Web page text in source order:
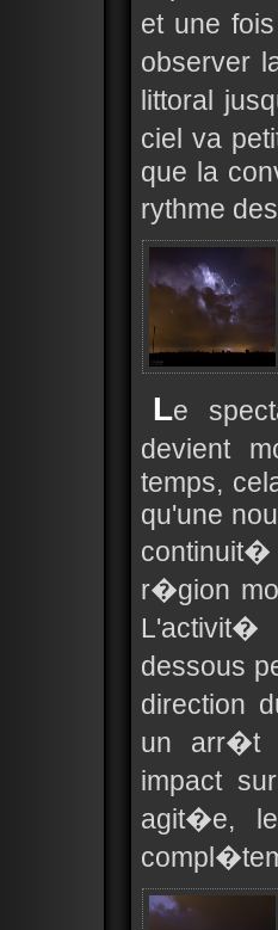
et une
observer
littoral
ciel va
que la
rythme
Le
devient
temps,
qu'une
r�gion
dessous
direction
un arr�t
impact
agit�e,